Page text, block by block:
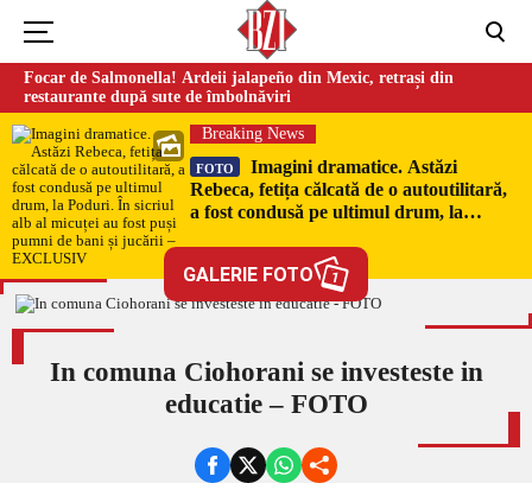
Focar de Salmonella! Ardeii jalapeño din Mexic, retrași din
restaurante după sute de îmbolnăviri
Breaking News
FOTO
Imagini dramatice. Astăzi
Rebeca, fetița călcată de o autoutilitară,
a fost condusă pe ultimul drum, la
puși pumni de bani și jucării –
EXCLUSIV
GALERIE FOTO 1
In comuna Ciohorani se investeste in
educatie – FOTO